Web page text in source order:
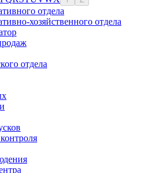
отдела
хозяйственного отдела
отдела